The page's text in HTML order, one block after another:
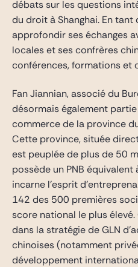
débats sur les questions
du droit à Shanghai. En
approfondir ses échanges
locales et ses confrères
conférences, formations et
Fan Jiannian, associé du
désormais également
commerce de la province
Cette province, située
est peuplée de plus de 50
possède un PNB équivalent
incarne l’esprit
142 des 500 premières
score national le plus
dans la stratégie de GLN
chinoises (notamment
développement